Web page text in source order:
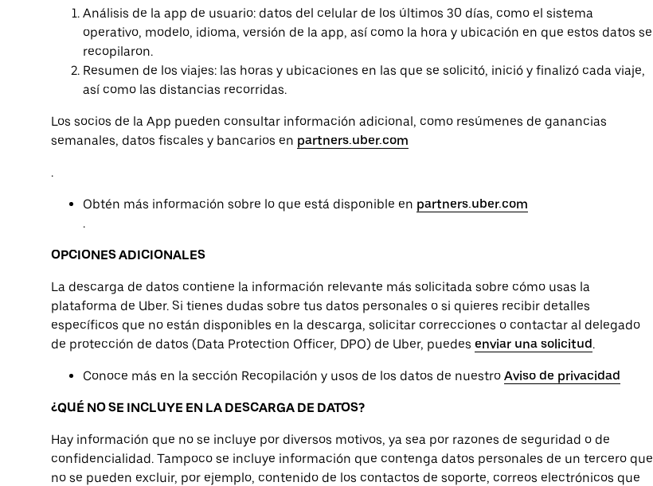
Análisis de la app de usuario: datos del celular de los últimos 30 días, como el sistema
operativo, modelo, idioma, versión de la app, así como la hora y ubicación en que estos datos se
recopilaron.
Resumen de los viajes: las horas y ubicaciones en las que se solicitó, inició y finalizó cada viaje,
así como las distancias recorridas.
Los socios de la App pueden consultar información adicional, como resúmenes de ganancias
semanales, datos fiscales y bancarios en partners.uber.com
.
Obtén más información sobre lo que está disponible en partners.uber.com
.
OPCIONES ADICIONALES
La descarga de datos contiene la información relevante más solicitada sobre cómo usas la
plataforma de Uber. Si tienes dudas sobre tus datos personales o si quieres recibir detalles
específicos que no están disponibles en la descarga, solicitar correcciones o contactar al delegado
de protección de datos (Data Protection Officer, DPO) de Uber, puedes enviar una solicitud.
Conoce más en la sección Recopilación y usos de los datos de nuestro Aviso de privacidad
¿QUÉ NO SE INCLUYE EN LA DESCARGA DE DATOS?
Hay información que no se incluye por diversos motivos, ya sea por razones de seguridad o de
confidencialidad. Tampoco se incluye información que contenga datos personales de un tercero que
no se pueden excluir, por ejemplo, contenido de los contactos de soporte, correos electrónicos que